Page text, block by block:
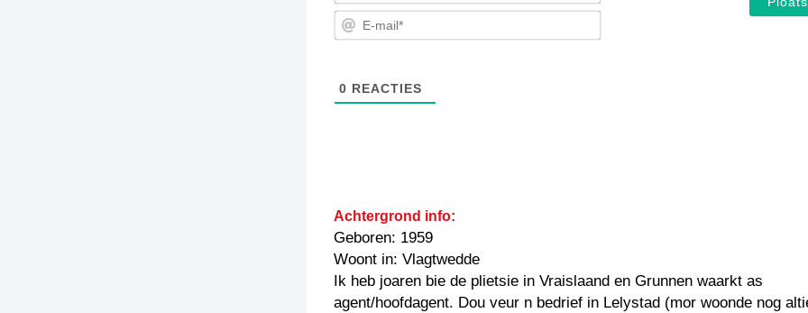
E-
0 REACTIES
Achtergrond info:
Geboren: 1959
Woont in: Vlagtwedde
Ik heb joaren bie de plietsie in Vraislaand en Grunnen waarkt as
agent/hoofdagent. Dou veur n bedrief in Lelystad (mor woonde nog